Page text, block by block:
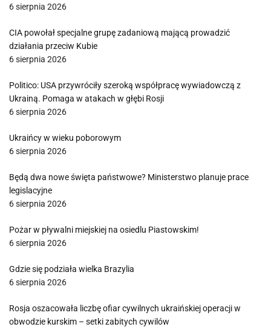
6 sierpnia 2026
CIA powołał specjalne grupę zadaniową mającą prowadzić
działania przeciw Kubie
6 sierpnia 2026
Politico: USA przywróciły szeroką współpracę wywiadowczą z
Ukrainą. Pomaga w atakach w głębi Rosji
6 sierpnia 2026
Ukraińcy w wieku poborowym
6 sierpnia 2026
Będą dwa nowe święta państwowe? Ministerstwo planuje prace
legislacyjne
6 sierpnia 2026
Pożar w pływalni miejskiej na osiedlu Piastowskim!
6 sierpnia 2026
Gdzie się podziała wielka Brazylia
6 sierpnia 2026
Rosja oszacowała liczbę ofiar cywilnych ukraińskiej operacji w
obwodzie kurskim – setki zabitych cywilów